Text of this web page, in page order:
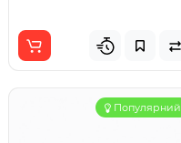
Популярний